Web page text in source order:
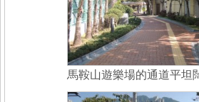
馬鞍山遊樂場的通道平坦